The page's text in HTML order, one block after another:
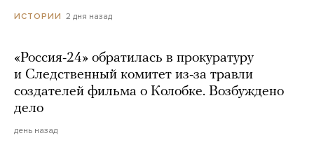
ИСТОРИИ 2 дня назад
«Россия-24» обратилась в прокуратуру
и Следственный комитет из-за травли
создателей фильма о Колобке. Возбуждено
дело
день назад